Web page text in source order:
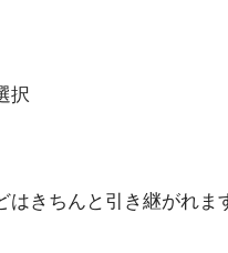
択
きちんと引き継がれま